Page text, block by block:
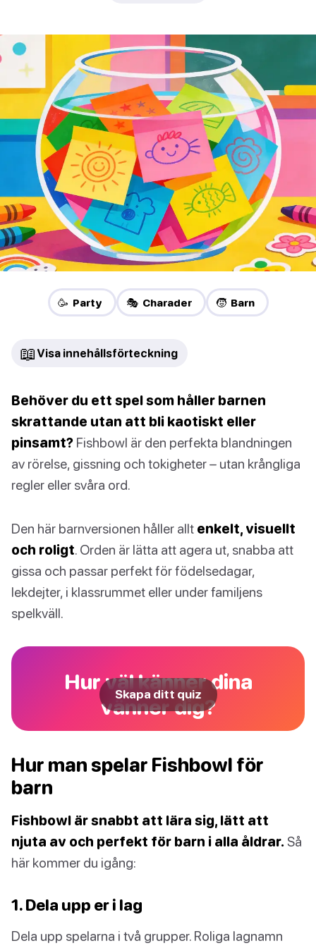
🥳 Party 🎭 Charader 🧒 Barn
📖 Visa innehållsförteckning
Behöver du ett spel som håller barnen
skrattande utan att bli kaotiskt eller
pinsamt? Fishbowl är den perfekta blandningen
av rörelse, gissning och tokigheter – utan krångliga
regler eller svåra ord.
Den här barnversionen håller allt enkelt, visuellt
och roligt. Orden är lätta att agera ut, snabba att
gissa och passar perfekt för födelsedagar,
lekdejter, i klassrummet eller under familjens
spelkväll.
Hur väl känner dina
vänner dig?
Skapa ditt quiz
Hur man spelar Fishbowl för
barn
Fishbowl är snabbt att lära sig, lätt att
njuta av och perfekt för barn i alla åldrar. Så
här kommer du igång:
1. Dela upp er i lag
Dela upp spelarna i två grupper. Roliga lagnamn